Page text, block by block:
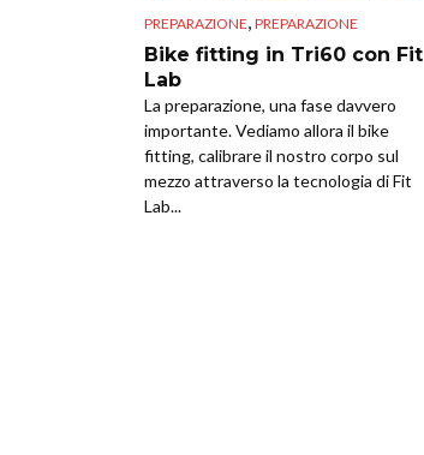
PREPARAZIONE, PREPARAZIONE
Bike fitting in Tri60 con Fit
Lab
La preparazione, una fase davvero
importante. Vediamo allora il bike
fitting, calibrare il nostro corpo sul
mezzo attraverso la tecnologia di Fit
Lab...